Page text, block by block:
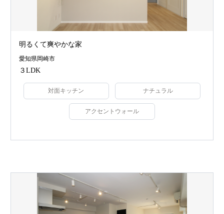
明るくて爽やかな家
愛知県岡崎市
３LDK
対面キッチン ナチュラル
アクセントウォール